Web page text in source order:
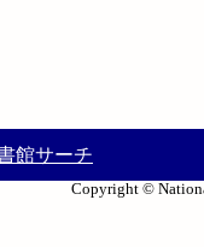
館サーチ
Copyright ©